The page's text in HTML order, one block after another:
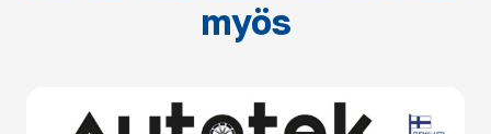
myös